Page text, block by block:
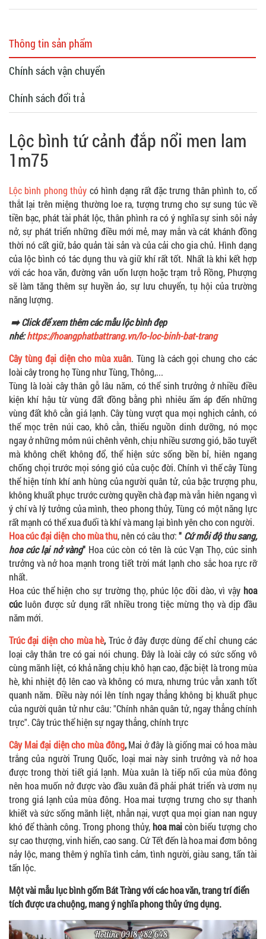
Thông tin sản phẩm
Chính sách vận chuyển
Chính sách đổi trả
Lộc bình tứ cảnh đắp nổi men lam
1m75
Lộc bình phong thủy có hình dạng rất đặc trưng thân phình to, cổ
thắt lại trên miệng thường loe ra, tượng trưng cho sự sung túc về
tiền bạc, phát tài phát lộc, thân phình ra có ý nghĩa sự sinh sôi nảy
nở, sự phát triển những điều mới mẻ, may mắn và cát khánh đồng
thời nó cất giữ, bảo quản tài sản và của cải cho gia chủ. Hình dạng
của lộc bình có tác dụng thu và giữ khí rất tốt. Nhất là khi kết hợp
với các hoa văn, đường vân uốn lượn hoặc trạm trỗ Rồng, Phượng
sẽ làm tăng thêm sự huyền ảo, sự lưu chuyển, tụ hội của trường
năng lượng.
➡️ Click để xem thêm các mẫu lộc bình đẹp
nhé:https://hoangphatbattrang.vn/lo-loc-binh-bat-trang
Cây tùng đại diện cho mùa xuân. Tùng là cách gọi chung cho các
loài cây trong họ Tùng như Tùng, Thông,...
Tùng là loài cây thân gỗ lâu năm, có thể sinh trưởng ở nhiều điều
kiện khí hậu từ vùng đất đồng bằng phì nhiêu ấm áp đến những
vùng đất khô cằn giá lạnh. Cây tùng vượt qua mọi nghịch cảnh, có
thể mọc trên núi cao, khô cằn, thiếu nguồn dinh dưỡng, nó mọc
ngay ở những mỏm núi chênh vênh, chịu nhiều sương gió, bão tuyết
mà không chết không đổ, thể hiện sức sống bền bỉ, hiên ngang
chống chọi trước mọi sóng gió của cuộc đời. Chính vì thế cây Tùng
thể hiện tính khí anh hùng của người quân tử, của bậc trượng phu,
không khuất phục trước cường quyền chà đạp mà vẫn hiên ngang vì
ý chí và lý tưởng của mình, theo phong thủy, Tùng có một năng lực
rất mạnh có thể xua đuổi tà khí và mang lại bình yên cho con người.
Hoa cúc đại diện cho mùa thu, nên có câu thơ:" Cứ mỗi độ thu sang,
hoa cúc lại nở vàng" Hoa cúc còn có tên là cúc Vạn Thọ, cúc sinh
trưởng và nở hoa mạnh trong tiết trời mát lạnh cho sắc hoa rực rỡ
nhất.
Hoa cúc thể hiện cho sự trường thọ, phúc lộc dồi dào, vì vậy hoa
cúcluôn được sử dụng rất nhiều trong tiệc mừng thọ và dịp đầu
năm mới.
Trúc đại diện cho mùa hè, Trúc ở đây được dùng để chỉ chung các
loại cây thân tre có gai nói chung. Đây là loài cây có sức sống vô
cùng mãnh liệt, có khả năng chịu khô hạn cao, đặc biệt là trong mùa
hè, khi nhiệt độ lên cao và không có mưa, nhưng trúc vẫn xanh tốt
quanh năm. Điều này nói lên tính ngay thẳng không bị khuất phục
của người quân tử như câu: "Chính nhân quân tử, ngay thẳng chính
trực". Cây trúc thể hiện sự ngay thẳng, chính trực
Cây Mai đại diện cho mùa đông,Mai ở đây là giống mai có hoa màu
trắng của người Trung Quốc, loại mai này sinh trưởng và nở hoa
được trong thời tiết giá lạnh. Mùa xuân là tiếp nối của mùa đông
nên hoa muốn nở được vào đầu xuân đã phải phát triển và ươm nụ
trong giá lạnh của mùa đông. Hoa mai tượng trưng cho sự thanh
khiết và sức sống mãnh liệt, nhẫn nại, vượt qua mọi gian nan nguy
khó để thành công. Trong phong thủy, hoa maicòn biểu tượng cho
sự cao thượng, vinh hiển, cao sang. Cứ Tết đến là hoa mai đơm bông
nảy lộc, mang thêm ý nghĩa tình cảm, tình người, giàu sang, tấn tài
tấn lộc.
Một vài mẫu lục bình gốm Bát Tràng với các hoa văn, trang trí điển
tích được ưa chuộng, mang ý nghĩa phong thủy ứng dụng.